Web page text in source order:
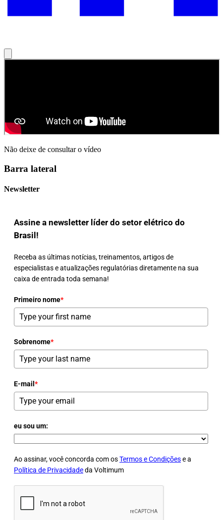
Não deixe de consultar o vídeo
Barra lateral
Newsletter
Assine a newsletter líder do setor elétrico do
Brasil!
Receba as últimas notícias, treinamentos, artigos de
especialistas e atualizações regulatórias diretamente na sua
caixa de entrada toda semana!
Primeiro nome*
Sobrenome*
E-mail *
eu sou um:
Ao assinar, você concorda com osTermos e Condiçõese a
Política de Privacidadeda Voltimum